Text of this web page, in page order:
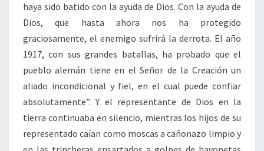
haya sido batido con la ayuda de Dios. Con la ayuda de
Dios, que hasta ahora nos ha protegido
graciosamente, el enemigo sufrirá la derrota. El año
1917, con sus grandes batallas, ha probado que el
pueblo alemán tiene en el Señor de la Creación un
aliado incondicional y fiel, en el cual puede confiar
absolutamente”. Y el representante de Dios en la
tierra continuaba en silencio, mientras los hijos de su
representado caían como moscas a cañonazo limpio y